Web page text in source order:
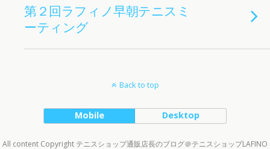
第２回ラフィノ早朝テニスミ
ーティング
Back to top
Mobile Desktop
All content Copyright テニスショップ通販店長のブログ＠テニスショップLAFINO